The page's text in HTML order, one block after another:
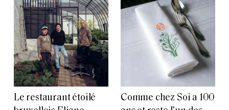
Le restaurant étoilé
Comme chez Soi a 100